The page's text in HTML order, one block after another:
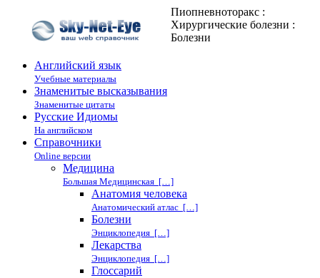
Пиопневноторакс :
Хирургические болезни :
Болезни
Английский язык
Учебные материалы
Знаменитые высказывания
Знаменитые цитаты
Русские Идиомы
На английском
Справочники
Online версии
Медицина
Большая Медицинская […]
Анатомия человека
Анатомический атлас […]
Болезни
Энциклопедия […]
Лекарства
Энциклопедия […]
Глоссарий